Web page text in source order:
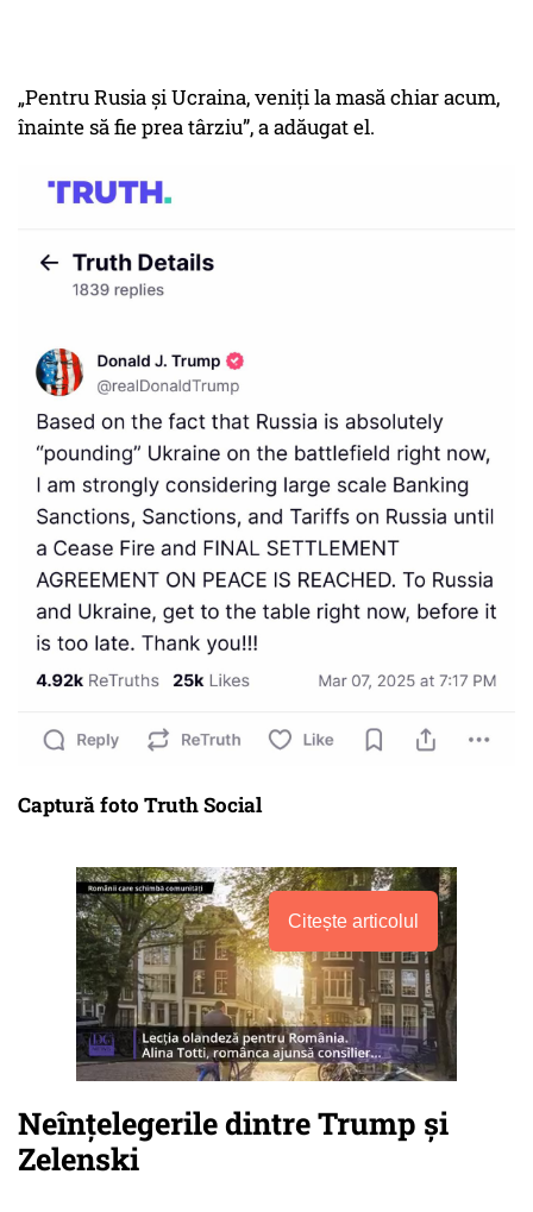
„Pentru Rusia și Ucraina, veniți la masă chiar acum,
înainte să fie prea târziu”, a adăugat el.
Captură foto Truth Social
Citește articolul
Neînțelegerile dintre Trump și
Zelenski